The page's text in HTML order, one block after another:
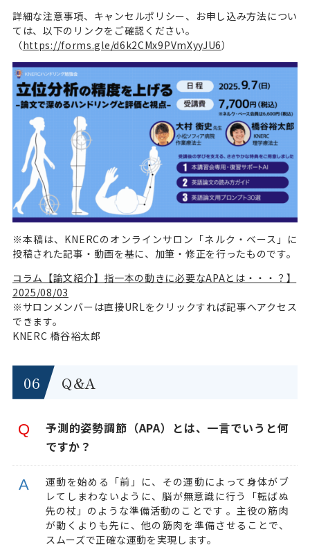
詳細な注意事項、キャンセルポリシー、お申し込み方法につい
ては、以下のリンクをご確認ください。
（https://forms.gle/d6k2CMx9PVmXyyJU6）
※本稿は、KNERCのオンラインサロン「ネルク・ベース」に
投稿された記事・動画を基に、加筆・修正を行ったものです。
コラム【論文紹介】指一本の動きに必要なAPAとは・・・？】
2025/08/03
※サロンメンバーは直接URLをクリックすれば記事へアクセス
できます。
KNERC 橋谷裕太郎
Q&A
予測的姿勢調節（APA）とは、一言でいうと何
ですか？
運動を始める「前」に、その運動によって身体がブ
レてしまわないように、脳が無意識に行う「転ばぬ
先の杖」のような準備活動のことです 。主役の筋肉
が動くよりも先に、他の筋肉を準備させることで、
スムーズで正確な運動を実現します。